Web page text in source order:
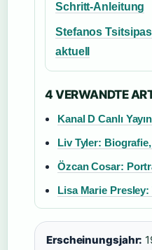
Schritt-Anleitung
Stefanos
aktuell
4 VERWANDTE
Kanal D Canlı
Liv Tyler:
Özcan Cosar:
Lisa Marie
Erscheinungsjahr: